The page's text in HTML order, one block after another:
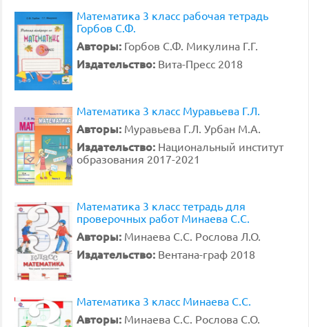
Математика 3 класс рабочая тетрадь
Горбов С.Ф.
Авторы: Горбов С.Ф. Микулина Г.Г.
Издательство: Вита-Пресс 2018
Математика 3 класс Муравьева Г.Л.
Авторы: Муравьева Г.Л. Урбан М.А.
Издательство: Национальный институт
образования 2017-2021
Математика 3 класс тетрадь для
проверочных работ Минаева С.С.
Авторы: Минаева С.С. Рослова Л.О.
Издательство: Вентана-граф 2018
Математика 3 класс Минаева С.С.
Авторы: Минаева С.С. Рослова С.О.